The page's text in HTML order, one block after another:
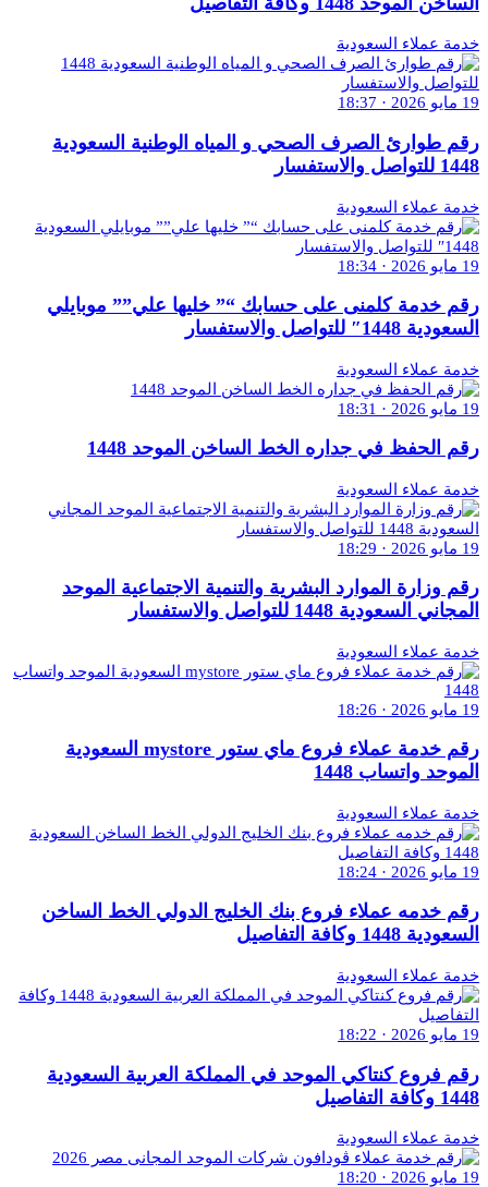
خدمة عملاء السعودية
19 مايو 2026 · 18:37
رقم طوارئ الصرف الصحي و المياه الوطنية السعودية
1448 للتواصل والاستفسار
خدمة عملاء السعودية
19 مايو 2026 · 18:34
رقم خدمة كلمنى على حسابك “” خليها علي”” موبايلي
السعودية 1448″ للتواصل والاستفسار
خدمة عملاء السعودية
19 مايو 2026 · 18:31
رقم الحفظ في جداره الخط الساخن الموحد 1448
خدمة عملاء السعودية
19 مايو 2026 · 18:29
رقم وزارة الموارد البشرية والتنمية الاجتماعية الموحد
المجاني السعودية 1448 للتواصل والاستفسار
خدمة عملاء السعودية
19 مايو 2026 · 18:26
رقم خدمة عملاء فروع ماي ستور mystore السعودية
الموحد واتساب 1448
خدمة عملاء السعودية
19 مايو 2026 · 18:24
رقم خدمه عملاء فروع بنك الخليج الدولي الخط الساخن
السعودية 1448 وكافة التفاصيل
خدمة عملاء السعودية
19 مايو 2026 · 18:22
رقم فروع كنتاكي الموحد في المملكة العربية السعودية
1448 وكافة التفاصيل
خدمة عملاء السعودية
19 مايو 2026 · 18:20